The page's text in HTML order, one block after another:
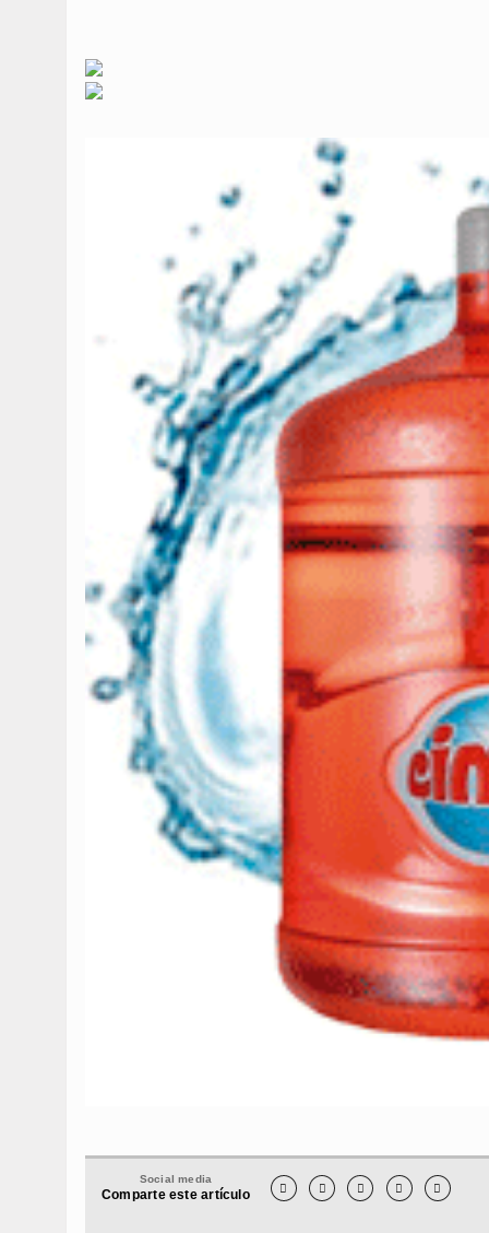
Social media
Comparte este artículo     